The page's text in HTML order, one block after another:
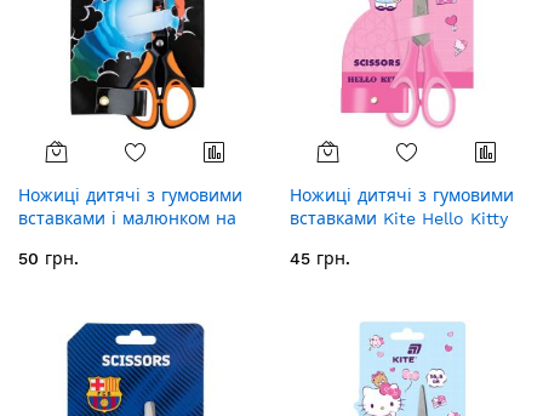
Ножиці дитячі з гумовими
вставками і малюнком на
13 см
50 грн.
Ножиці дитячі з гумовими
вставками Kite Hello Kitty
45 грн.